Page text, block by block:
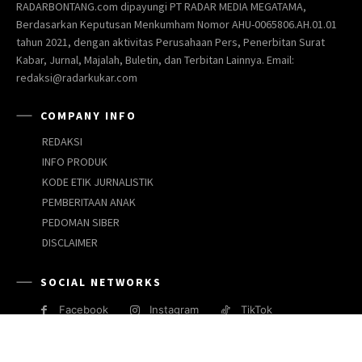
RADARBONTANG.com dipayungi PT RADAR MEDIA MEGATAMA,
Berdasarkan Keputusan Menkumham Nomor AHU-0065806.AH.01.01
tahun 2021, dengan aktivitas Perusahaan Pers, Penerbitan Surat
Kabar, Jurnal, Majalah, Buletin, dan Terbitan Lainnya. Email:
redaksi@radarkukar.com
COMPANY INFO
REDAKSI
INFO PRODUK
KODE ETIK JURNALISTIK
PEMBERITAAN ANAK
PEDOMAN SIBER
DISCLAIMER
SOCIAL NETWORKS
Facebook Instagram TikTok